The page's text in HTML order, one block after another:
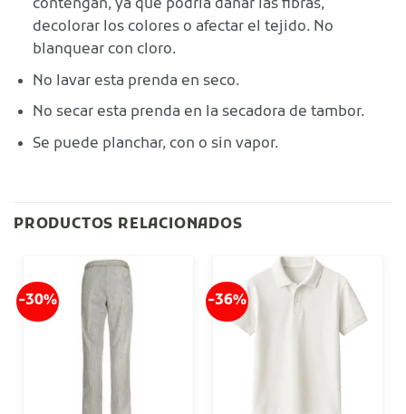
contengan, ya que podría dañar las fibras,
decolorar los colores o afectar el tejido. No
blanquear con cloro.
No lavar esta prenda en seco.
No secar esta prenda en la secadora de tambor.
Se puede planchar, con o sin vapor.
PRODUCTOS RELACIONADOS
-30% -36%